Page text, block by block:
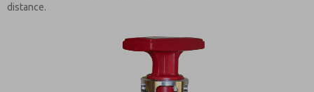
distance.